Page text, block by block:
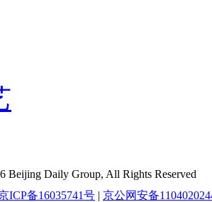
Beijing Daily Group, All Rights Reserved
ICP备16035741号 | 京公网安备